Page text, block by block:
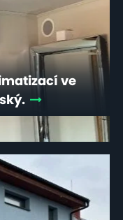
ve